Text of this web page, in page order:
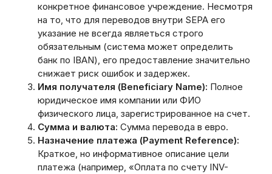
конкретное финансовое учреждение. Несмотря
на то‚ что для переводов внутри SEPA его
указание не всегда являеться строго
обязательным (система может определить
банк по IBAN)‚ его предоставление значительно
снижает риск ошибок и задержек.
Имя получателя (Beneficiary Name): Полное
юридическое имя компании или ФИО
физического лица‚ зарегистрированное на счет.
Сумма и валюта: Сумма перевода в евро.
Назначение платежа (Payment Reference):
Краткое‚ но информативное описание цели
платежа (например‚ «Оплата по счету INV-